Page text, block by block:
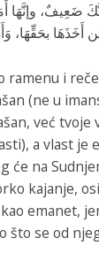
ضَعِيفٌ، وإنَّهَا
أَخَذَهَا بحَقِّهَا،
ramenu i
(ne u
već tvoje
a vlast je
će na
kajanje,
emanet,
što se od